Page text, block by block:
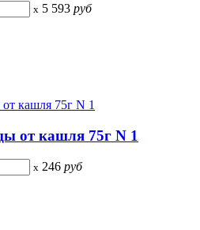
x 5 593 руб
от кашля 75г N 1
x 246 руб